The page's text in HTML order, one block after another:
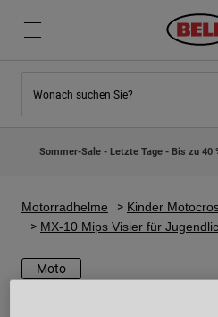
Neuzugänge
Kinder Motocrosshelme
Lifestyle
Neuzugänge
Lifestyle
Entdecke Bike
Wonach suchen Sie?
Sommer-Sale - Letzte Tage - Bis zu 40
Motorradhelme
Kinder
MX-10 Mips Visier für
Moto